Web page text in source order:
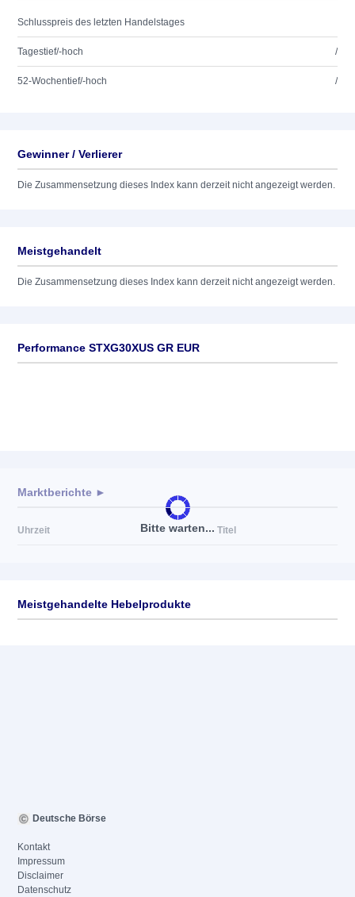
Schlusspreis des letzten Handelstages
Tagestief/-hoch /
52-Wochentief/-hoch /
Gewinner / Verlierer
Die Zusammensetzung dieses Index kann derzeit nicht angezeigt werden.
Meistgehandelt
Die Zusammensetzung dieses Index kann derzeit nicht angezeigt werden.
Performance STXG30XUS GR EUR
Bitte warten...
Marktberichte ►
Uhrzeit Titel
Meistgehandelte Hebelprodukte
Deutsche Börse
Kontakt
Impressum
Disclaimer
Datenschutz